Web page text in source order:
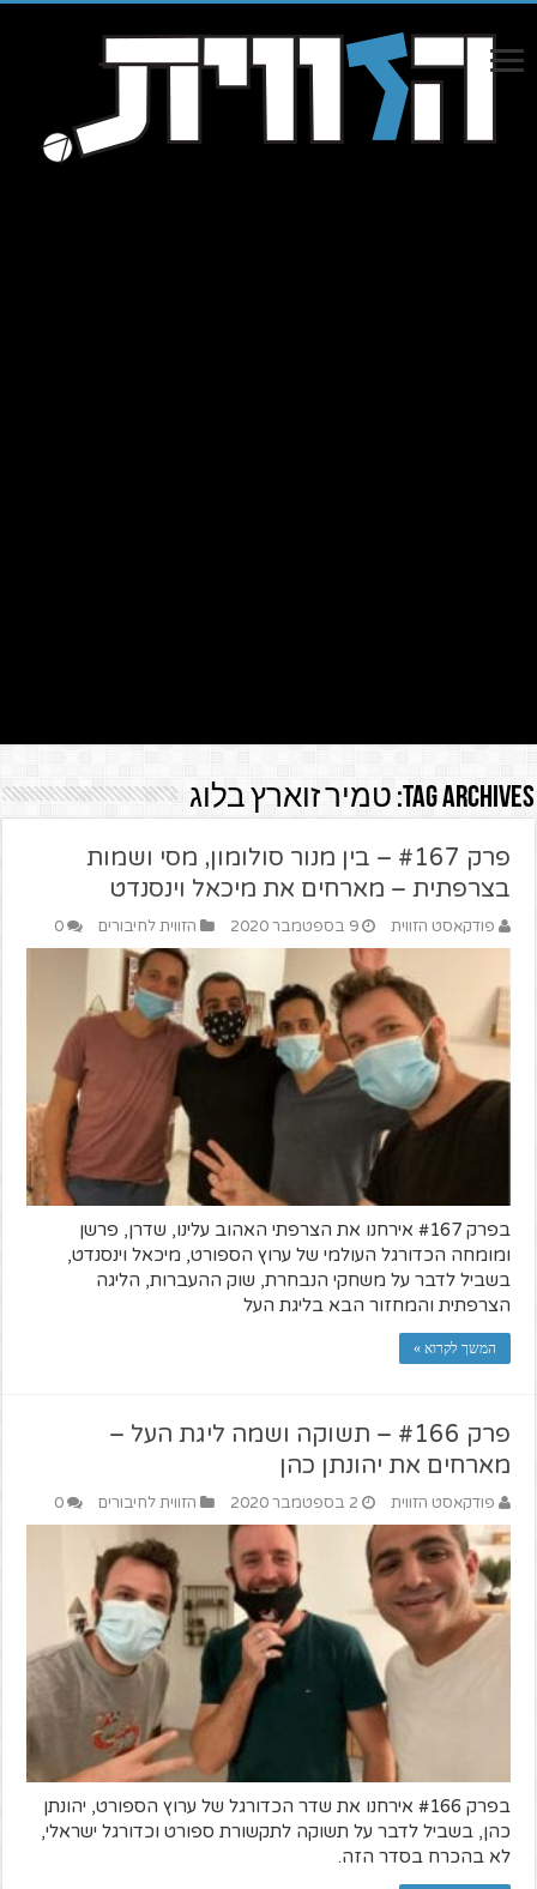
Tag Archives: טמיר זוארץ בלוג
פרק #167 – בין מנור סולומון, מסי ושמות
בצרפתית – מארחים את מיכאל וינסנדט
פודקאסט הזווית 9 בספטמבר 2020 הזווית לחיבורים 0
בפרק #167 אירחנו את הצרפתי האהוב עלינו, שדרן, פרשן
ומומחה הכדורגל העולמי של ערוץ הספורט, מיכאל וינסנדט,
בשביל לדבר על משחקי הנבחרת, שוק ההעברות, הליגה
הצרפתית והמחזור הבא בליגת העל
המשך לקרוא »
פרק #166 – תשוקה ושמה ליגת העל –
מארחים את יהונתן כהן
פודקאסט הזווית 2 בספטמבר 2020 הזווית לחיבורים 0
בפרק #166 אירחנו את שדר הכדורגל של ערוץ הספורט, יהונתן
כהן, בשביל לדבר על תשוקה לתקשורת ספורט וכדורגל ישראלי,
לא בהכרח בסדר הזה.